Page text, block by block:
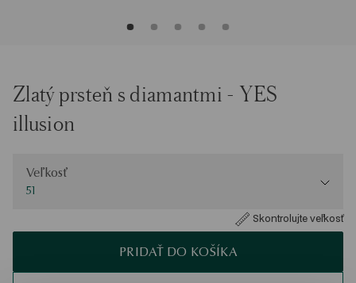
Zlatý prsteň s diamantmi - YES
illusion
Veľkosť
51
Skontrolujte veľkosť
PRIDAŤ DO KOŠÍKA